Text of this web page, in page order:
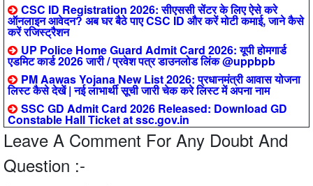
CSC ID Registration 2026: सीएससी सेंटर के लिए ऐसे करे
ऑनलाइन आवेदन? अब घर बैठे पाए CSC ID और करें मोटी कमाई, जाने कैसे
करें रजिस्ट्रैशन
UP Police Home Guard Admit Card 2026: यूपी होमगार्ड
एडमिट कार्ड 2026 जारी / प्रवेश पत्र डाउनलोड लिंक @uppbpb
PM Aawas Yojana New List 2026: प्रधानमंत्री आवास योजना
लिस्ट कैसे देखें | नई लाभार्थी सूची जारी चेक करे लिस्ट में अपना नाम
SSC GD Admit Card 2026 Released: Download GD
Constable Hall Ticket at ssc.gov.in
Leave A Comment For Any Doubt And
Question :-